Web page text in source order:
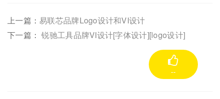
上一篇：易联芯品牌Logo设计和VI设计
下一篇：锐驰工具品牌VI设计[字体设计][logo设计]
--